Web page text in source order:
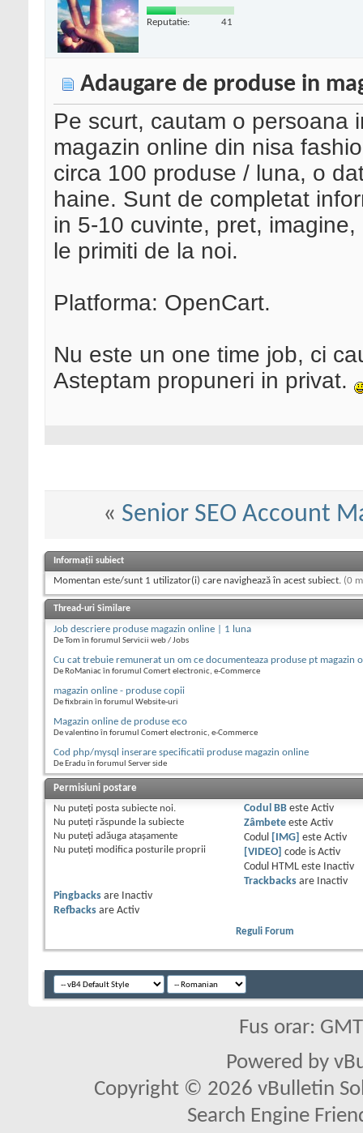
Reputatie: 41
Adaugare de produse in
Pe scurt, cautam o persoana
magazin online din nisa
circa 100 produse / luna, o
haine. Sunt de completat
in 5-10 cuvinte, pret,
le primiti de la noi.
Platforma: OpenCart.
Nu este un one time job, ci
Asteptam propuneri in privat.
« Senior SEO Account
Informații subiect
Momentan este/sunt 1 utilizator(i) care navighează în acest subiect. (0
Thread-uri Similare
Job descriere produse magazin online | 1 luna
De Tom în forumul Servicii web / Jobs
Cu cat trebuie remunerat un om ce documenteaza produse pt magazin
De RoManiac în forumul Comert electronic, e-Commerce
magazin online - produse copii
De fixbrain în forumul Website-uri
Magazin online de produse eco
De valentino în forumul Comert electronic, e-Commerce
Cod php/mysql inserare specificatii produse magazin online
De Eradu în forumul Server side
Permisiuni postare
Nu puteţi posta subiecte noi.
Nu puteţi răspunde la subiecte
Nu puteţi adăuga ataşamente
Nu puteţi modifica posturile proprii
Codul BBeste Activ
Zâmbeteeste Activ
Codul
[IMG] este Activ
[VIDEO]
code is Activ
Codul HTML este
Inactiv
Trackbacksare
Inactiv
Pingbacks are
Inactiv
Refbacks are Activ
Reguli Forum
Fus orar:
Powered by
Copyright © 2026 vBulletin
Search Engine